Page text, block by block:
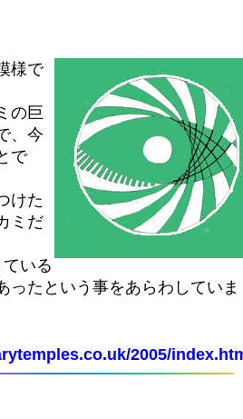
様で
の巨
、今
で
けた
ミだ
いる
ったという事をあらわしていま
2005/